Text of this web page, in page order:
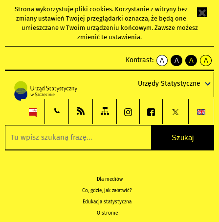
Strona wykorzystuje pliki cookies. Korzystanie z witryny bez
zmiany ustawień Twojej przeglądarki oznacza, że będą one
umieszczane w Twoim urządzeniu końcowym. Zawsze możesz
zmienić te ustawienia.
Kontrast:
A
kontrast
A
kontrast
tekst
czarnym
A
kontrast
tekst
czarnym
A
tekst
żółtym
Urzędy Statystyczne
Dla mediów
Co, gdzie, jak załatwić?
Edukacja statystyczna
O stronie